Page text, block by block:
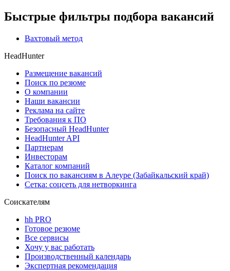
Быстрые фильтры подбора вакансий
Вахтовый метод
HeadHunter
Размещение вакансий
Поиск по резюме
О компании
Наши вакансии
Реклама на сайте
Требования к ПО
Безопасный HeadHunter
HeadHunter API
Партнерам
Инвесторам
Каталог компаний
Поиск по вакансиям в Алеуре (Забайкальский край)
Сетка: соцсеть для нетворкинга
Соискателям
hh PRO
Готовое резюме
Все сервисы
Хочу у вас работать
Производственный календарь
Экспертная рекомендация